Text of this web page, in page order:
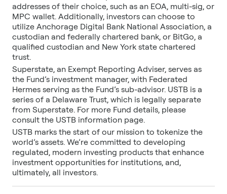
addresses of their choice, such as an EOA, multi-sig, or
MPC wallet. Additionally, investors can choose to
utilize Anchorage Digital Bank National Association, a
custodian and federally chartered bank, or BitGo, a
qualified custodian and New York state chartered
trust.
Superstate, an Exempt Reporting Adviser, serves as
the Fund’s investment manager, with Federated
Hermes serving as the Fund’s sub-advisor. USTB is a
series of a Delaware Trust, which is legally separate
from Superstate. For more Fund details, please
consult the USTB information page.
USTB marks the start of our mission to tokenize the
world’s assets. We’re committed to developing
regulated, modern investing products that enhance
investment opportunities for institutions, and,
ultimately, all investors.